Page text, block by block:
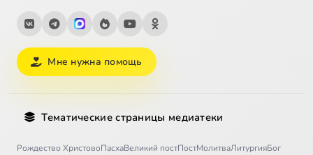
Мне нужна помощь
Тематические страницы медиатеки
Рождество ХристовоПасхаВеликий постПостМолитваЛитургияБог